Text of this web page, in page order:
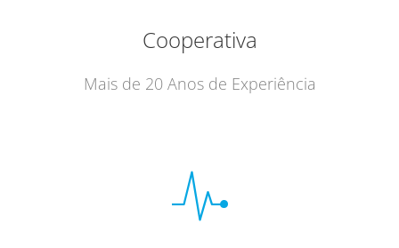
Cooperativa
Mais de 20 Anos de Experiência